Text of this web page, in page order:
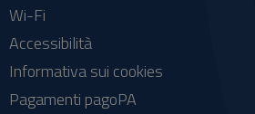
Wi-Fi
Accessibilità
Informativa sui cookies
Pagamenti pagoPA